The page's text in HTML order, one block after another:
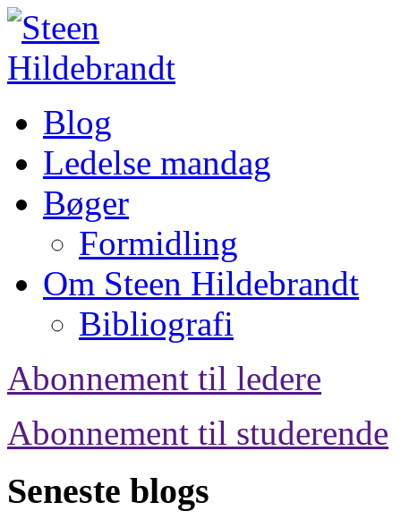
Blog
Ledelse mandag
Bøger
Formidling
Om Steen Hildebrandt
Bibliografi
Abonnement til ledere
Abonnement til studerende
Seneste blogs